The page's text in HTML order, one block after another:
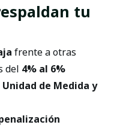
tu
frente a otras
del 4% al 6%
de Medida y